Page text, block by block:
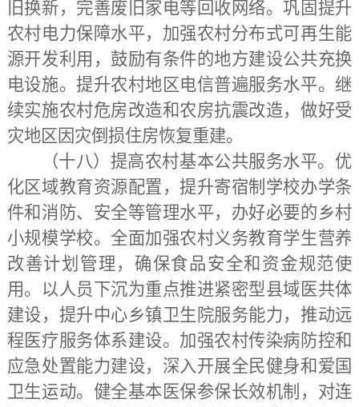
旧换新，完善废旧家电等回收网络。巩固提升
农村电力保障水平，加强农村分布式可再生能
源开发利用，鼓励有条件的地方建设公共充换
电设施。提升农村地区电信普遍服务水平。继
续实施农村危房改造和农房抗震改造，做好受
灾地区因灾倒损住房恢复重建。
（十八）提高农村基本公共服务水平。 优
化区域教育资源配置，提升寄宿制学校办学条
件和消防、安全等管理水平，办好必要的乡村
小规模学校。全面加强农村义务教育学生营养
改善计划管理，确保食品安全和资金规范使
用。以人员下沉为重点推进紧密型县域医共体
建设，提升中心乡镇卫生院服务能力，推动远
程医疗服务体系建设。加强农村传染病防控和
应急处置能力建设，深入开展全民健身和爱国
卫生运动。健全基本医保参保长效机制，对连